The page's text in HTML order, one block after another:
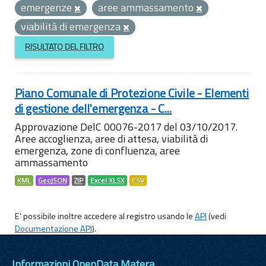
emergenze
aree ammassamento
viabilità di emergenza
RISULTATO DEL FILTRO
Piano Comunale di Protezione Civile - Elementi
di gestione dell'emergenza - C...
Approvazione DelC 00076-2017 del 03/10/2017.
Aree accoglienza, aree di attesa, viabilità di
emergenza, zone di confluenza, aree
ammassamento
KML GeoJSON ZIP Excel XLSX CSV
E' possibile inoltre accedere al registro usando leAPI(vedi
Documentazione API).